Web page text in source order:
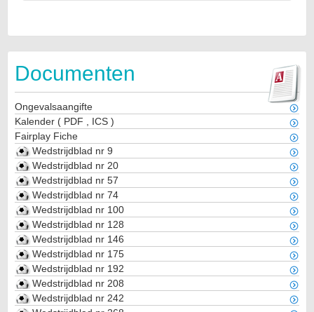
Documenten
Ongevalsaangifte
Kalender ( PDF ICS )
Fairplay Fiche
Wedstrijdblad nr 9
Wedstrijdblad nr 20
Wedstrijdblad nr 57
Wedstrijdblad nr 74
Wedstrijdblad nr 100
Wedstrijdblad nr 128
Wedstrijdblad nr 146
Wedstrijdblad nr 175
Wedstrijdblad nr 192
Wedstrijdblad nr 208
Wedstrijdblad nr 242